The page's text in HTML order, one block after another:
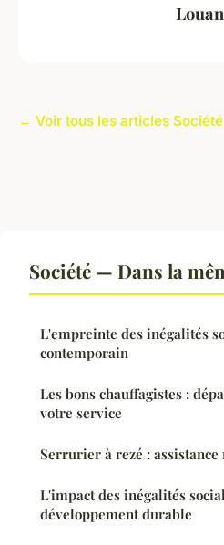
← Voir tous les articles Société
Société — Dans la
L'empreinte des inégalités
contemporain
Les bons chauffagistes :
votre service
Serrurier à rezé :
L'impact des inégalités
développement durable